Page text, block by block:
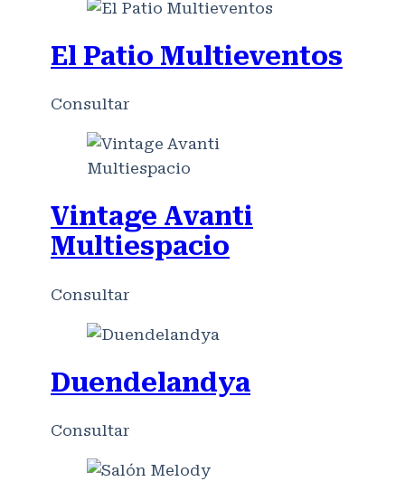
El Patio Multieventos
Consultar
Vintage Avanti
Multiespacio
Consultar
Duendelandya
Consultar